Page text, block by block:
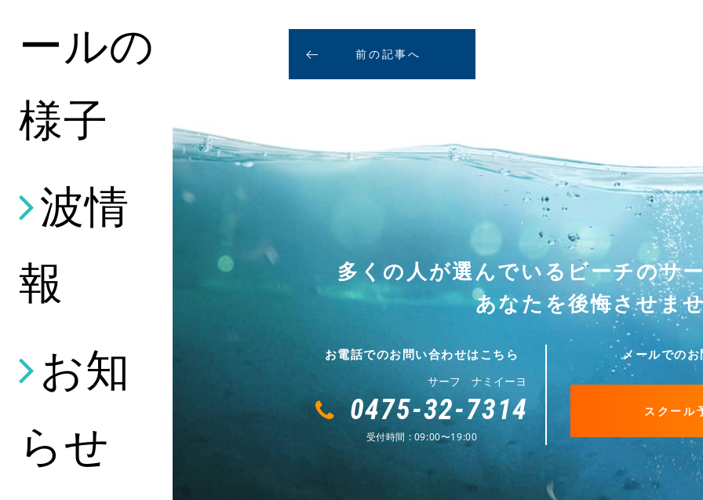
ールの
様子
波情
報
お知
らせ
前の記事へ
多くの人が選んでいるビーチのサ
あなたを後悔させま
お電話でのお問い合わせはこちら
サーフ ナミイーヨ
0475-32-7314
受付時間 : 09:00〜19:00
メールでの
スクール